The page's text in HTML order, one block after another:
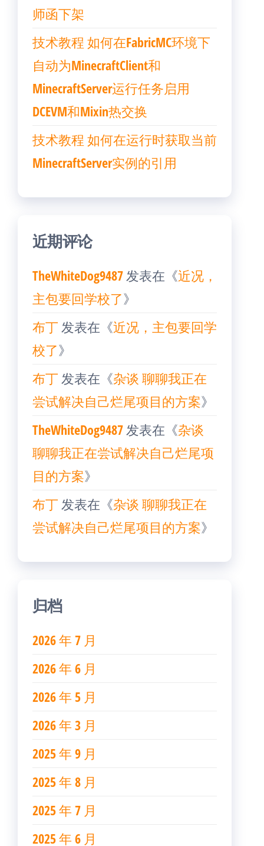
师函下架
技术教程 如何在FabricMC环境下
自动为MinecraftClient和
MinecraftServer运行任务启用
DCEVM和Mixin热交换
技术教程 如何在运行时获取当前
MinecraftServer实例的引用
近期评论
TheWhiteDog9487发表在《近况，
主包要回学校了》
布丁发表在《近况，主包要回学
校了》
布丁发表在《杂谈 聊聊我正在
尝试解决自己烂尾项目的方案》
TheWhiteDog9487发表在《杂谈
聊聊我正在尝试解决自己烂尾项
目的方案》
布丁发表在《杂谈 聊聊我正在
尝试解决自己烂尾项目的方案》
归档
2026 年 7 月
2026 年 6 月
2026 年 5 月
2026 年 3 月
2025 年 9 月
2025 年 8 月
2025 年 7 月
2025 年 6 月